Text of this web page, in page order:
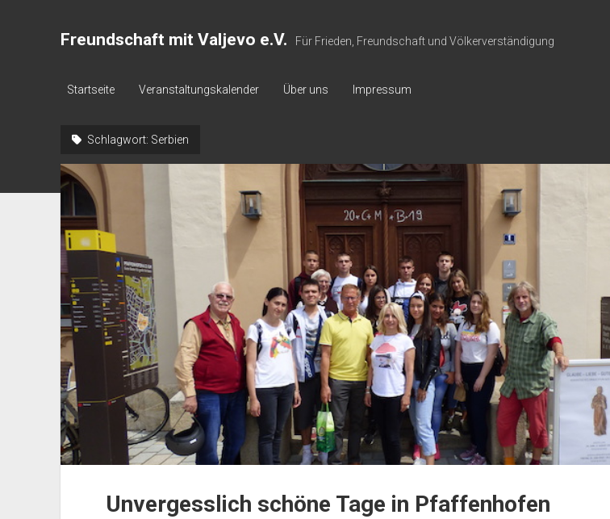
Freundschaft mit Valjevo e.V. Für Frieden, Freundschaft und Völkerverständigung
Startseite Veranstaltungskalender Über uns Impressum
Schlagwort: Serbien
Unvergesslich schöne Tage in Pfaffenhofen